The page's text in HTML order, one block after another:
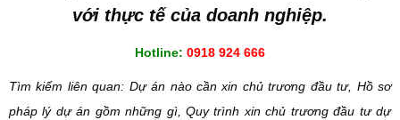
với thực tế của doanh nghiệp.
Hotline: 0918 924 666
Tìm kiếm liên quan: Dự án nào cần xin chủ trương đầu tư, Hồ sơ
pháp lý dự án gồm những gì, Quy trình xin chủ trương đầu tư dự